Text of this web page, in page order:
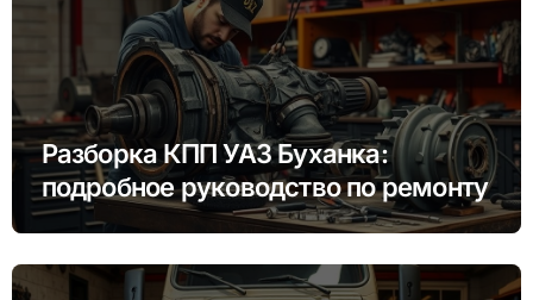
Разборка КПП УАЗ Буханка:
подробное руководство по ремонту